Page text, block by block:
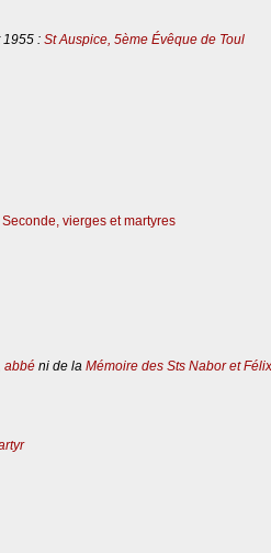
1955 : St Auspice, 5ème Évêque de Toul
vierges et martyres
abbé ni de la Mémoire des Sts Nabor et